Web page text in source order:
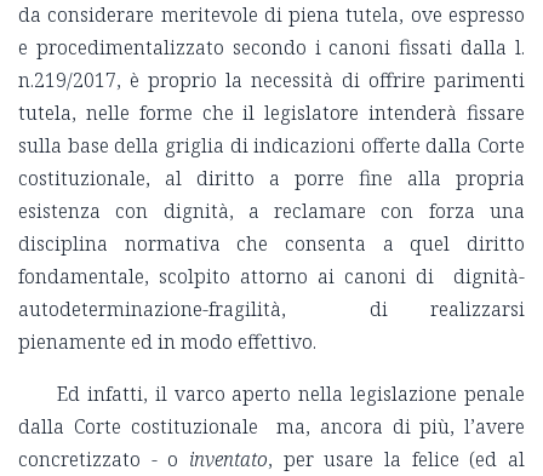
da considerare meritevole di piena tutela, ove espresso
e procedimentalizzato secondo i canoni fissati dalla l.
n.219/2017, è proprio la necessità di offrire parimenti
tutela, nelle forme che il legislatore intenderà fissare
sulla base della griglia di indicazioni offerte dalla Corte
costituzionale, al diritto a porre fine alla propria
esistenza con dignità, a reclamare con forza una
disciplina normativa che consenta a quel diritto
fondamentale, scolpito attorno ai canoni di dignità-
autodeterminazione-fragilità, di realizzarsi
pienamente ed in modo effettivo.
Ed infatti, il varco aperto nella legislazione penale
dalla Corte costituzionale ma, ancora di più, l’avere
concretizzato - o inventato, per usare la felice (ed al